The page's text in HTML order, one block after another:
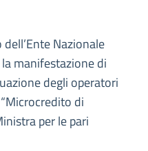
Nazionale
manifestazione di
degli operatori
di
per le pari